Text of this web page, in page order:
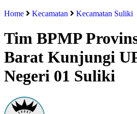
Home Kecamatan Kecamatan Suliki
Tim BPMP
Barat Kunjungi
Negeri 01 Suliki